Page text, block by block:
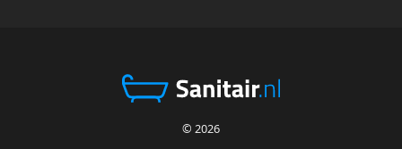
© 2026